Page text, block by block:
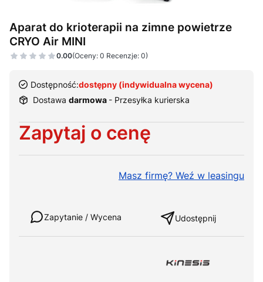
Aparat do krioterapii na zimne powietrze
CRYO Air MINI
0.00(Oceny: 0 Recenzje: 0)
Dostępność:dostępny (indywidualna wycena)
Dostawa darmowa - Przesyłka kurierska
Cena
Zapytaj o cenę
Masz firmę? Weź w leasingu
Zapytanie / Wycena Udostępnij